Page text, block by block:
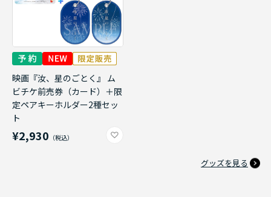
映画『汝、星のごとく』 ム
ビチケ前売券（カード）＋限
定ペアキーホルダー2種セッ
ト
¥2,930
グッズを見る